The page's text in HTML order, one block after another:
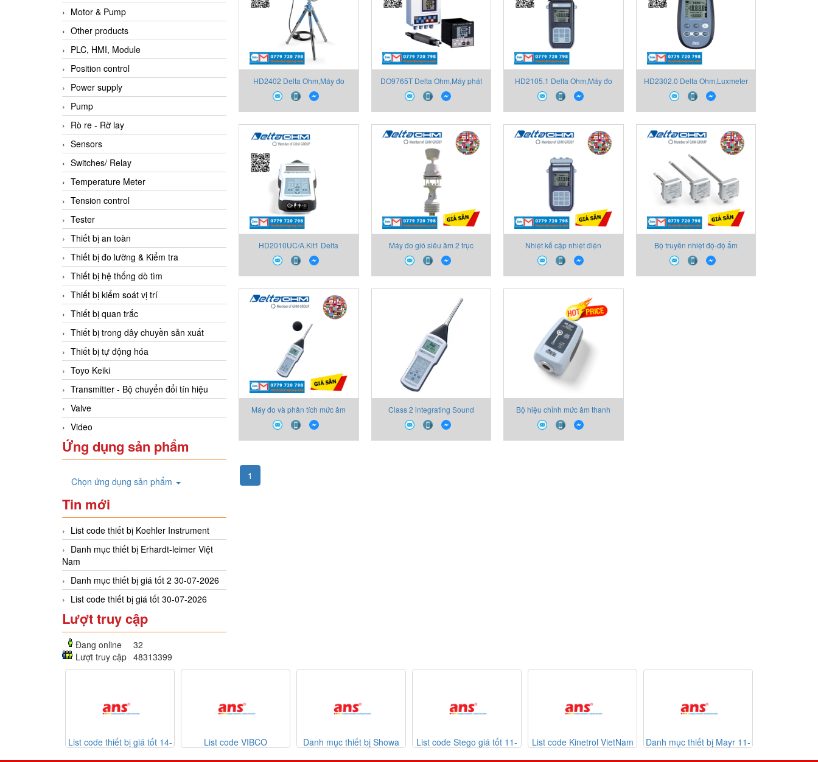
Motor & Pump
Other products
PLC, HMI, Module
Position control
Power supply
Pump
Rò re - Rờ lay
Sensors
Switches/ Relay
Temperature Meter
Tension control
Tester
Thiết bị an toàn
Thiết bị đo lường & Kiểm tra
Thiết bị hệ thống dò tìm
Thiết bị kiểm soát vị trí
Thiết bị quan trắc
Thiết bị trong dây chuyền sản xuất
Thiết bị tự động hóa
Toyo Keiki
Transmitter - Bộ chuyển đổi tín hiệu
Valve
Video
Ứng dụng sản phẩm
Chọn ứng dụng sản phẩm
Tin mới
List code thiết bị Koehler Instrument
Danh mục thiết bị Erhardt-leimer Việt
Nam
Danh mục thiết bị giá tốt 2 30-07-2026
List code thiết bị giá tốt 30-07-2026
Lượt truy cập
Đang online
32
Lượt truy cập 48313399
HD2402 Delta Ohm,Máy đo
ảnh bức xạ đa cảm biến
DO9765T Delta Ohm,Máy phát
có thể cấu hình pH hoặc mV
HD2105.1 Delta Ohm,Máy đo
pH-Nhiệt kế
HD2302.0 Delta Ohm,Luxmeter
cầm tay
HD2010UC/A.Kit1 Delta
Ohm,HD2010UC/A Class 2
Integrating Sound
Máy đo gió siêu âm 2 trục
HD52.3D Delta Ohm
Nhiệt kế cặp nhiệt điện
HD2128.1 Delta Ohm
Bộ truyền nhiệt độ-độ ẩm
HD4807TV Delta Ohm
Máy đo và phân tích mức âm
thanh HD2010UC.Kit1 Delta
Ohm
Class 2 integrating Sound
Level Meter and Analyzer (Type
approved IEC61672)
Bộ hiệu chỉnh mức âm thanh
HD2022 Delta Ohm
1
thiết bị giá tốt 14-
List code VIBCO
Danh mục thiết bị Showa
List code Stego giá tốt 11-
List code Kinetrol VietNam
Danh mục thiết bị Mayr 11-
List code thiết bị Weg